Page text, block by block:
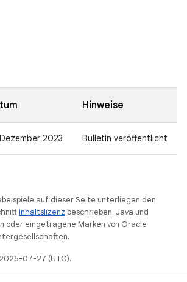
Hinweise
2023 Bulletin veröffentlicht
auf dieser Seite unterliegen den
Inhaltslizenz beschrieben. Java und
oder eingetragene Marken von Oracle
07-27 (UTC).